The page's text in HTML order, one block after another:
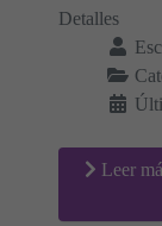
Detalles
Leer